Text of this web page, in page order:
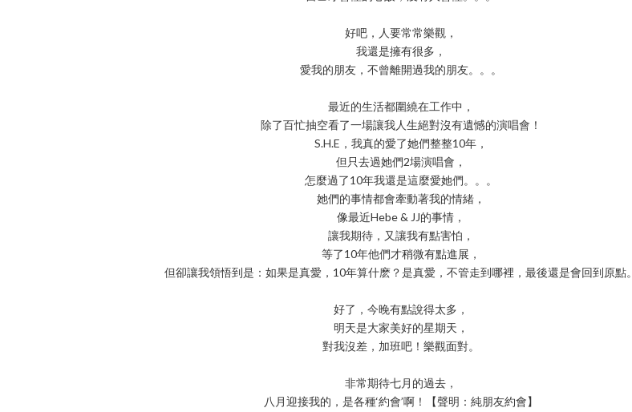
好吧，人要常常樂觀，
我還是擁有很多，
愛我的朋友，不曾離開過我的朋友。。。
最近的生活都圍繞在工作中，
除了百忙抽空看了一場讓我人生絕對沒有遺憾的演唱會！
S.H.E，我真的愛了她們整整10年，
但只去過她們2場演唱會，
怎麼過了10年我還是這麼愛她們。。。
她們的事情都會牽動著我的情緒，
像最近Hebe & JJ的事情，
讓我期待，又讓我有點害怕，
等了10年他們才稍微有點進展，
但卻讓我領悟到是：如果是真愛，10年算什麽？是真愛，不管走到哪裡，最後還是會回到原點。
好了，今晚有點說得太多，
明天是大家美好的星期天，
對我沒差，加班吧！樂觀面對。
非常期待七月的過去，
八月迎接我的，是各種‘約會’啊！【聲明：純朋友約會】